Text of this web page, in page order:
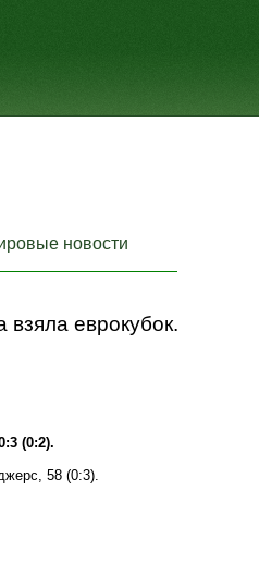
новости
еврокубок.
(0:2).
58 (0:3).